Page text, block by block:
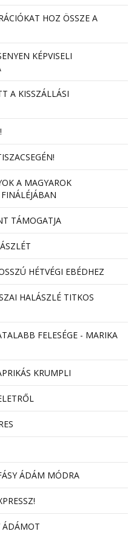
HOZ ÖSSZE A
KÉPVISELI
A KISSZÁLLÁSI
A MAGYAROK
TÁMOGATJA
HÉTVÉGI EBÉDHEZ
HALÁSZLÉ TITKOS
FELESÉGE - MARIKA
KRUMPLI
ÁDÁM MÓDRA
ÁDÁMOT